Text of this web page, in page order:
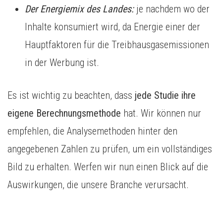
Der Energiemix des Landes:je nachdem wo der
Inhalte konsumiert wird, da Energie einer der
Hauptfaktoren für die Treibhausgasemissionen
in der Werbung ist.
Es ist wichtig zu beachten, dass jede Studie ihre
eigene Berechnungsmethode hat. Wir können nur
empfehlen, die Analysemethoden hinter den
angegebenen Zahlen zu prüfen, um ein vollständiges
Bild zu erhalten. Werfen wir nun einen Blick auf die
Auswirkungen, die unsere Branche verursacht.